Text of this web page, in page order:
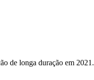
de longa duração em 2021.